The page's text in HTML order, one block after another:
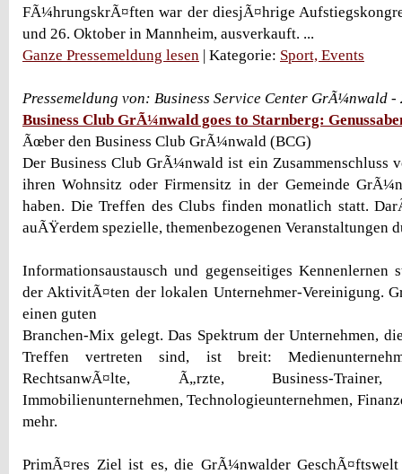
FÃ¼hrungskrÃ¤ften war der diesjÃ¤hrige
und 26. Oktober in Mannheim, ausverkauft. ...
Ganze Pressemeldung lesen | Kategorie: Sport, Events
Pressemeldung von: Business Service Center GrÃ¼nwald
Business Club GrÃ¼nwald goes to Starnberg:
Ãœber den Business Club GrÃ¼nwald (BCG)
Der Business Club GrÃ¼nwald ist ein Zusammenschluss
ihren Wohnsitz oder Firmensitz in der Gemeinde
haben. Die Treffen des Clubs finden monatlich statt.
auÃŸerdem spezielle, themenbezogenen Veranstaltungen
Informationsaustausch und gegenseitiges Kennenlernen
der AktivitÃ¤ten der lokalen Unternehmer-Vereinigung.
einen guten
Branchen-Mix gelegt. Das Spektrum der Unternehmen,
Treffen vertreten sind, ist breit:
RechtsanwÃ¤lte, Ã„rzte, Business-Trainer,
Immobilienunternehmen, Technologieunternehmen,
mehr.
PrimÃ¤res Ziel ist es, die GrÃ¼nwalder GeschÃ¤ftswelt